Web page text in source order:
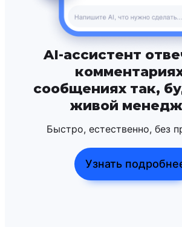
AI-ассистент
сообщениях так,
живой
Быстро, естественно, без
Узнать